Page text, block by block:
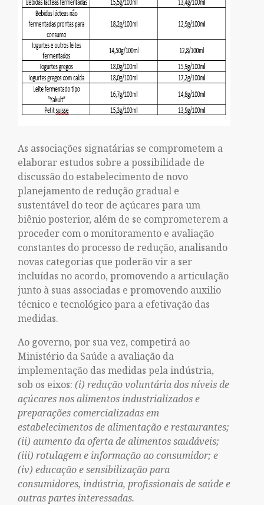
As associações signatárias se comprometem a
elaborar estudos sobre a possibilidade de
discussão do estabelecimento de novo
planejamento de redução gradual e
sustentável do teor de açúcares para um
biênio posterior, além de se comprometerem a
proceder com o monitoramento e avaliação
constantes do processo de redução, analisando
novas categorias que poderão vir a ser
incluídas no acordo, promovendo a articulação
junto à suas associadas e promovendo auxilio
técnico e tecnológico para a efetivação das
medidas.
Ao governo, por sua vez, competirá ao
Ministério da Saúde a avaliação da
implementação das medidas pela indústria,
sob os eixos: (i) redução voluntária dos níveis de
açúcares nos alimentos industrializados e
preparações comercializadas em
estabelecimentos de alimentação e restaurantes;
(ii) aumento da oferta de alimentos saudáveis;
(iii) rotulagem e informação ao consumidor; e
(iv) educação e sensibilização para
consumidores, indústria, profissionais de saúde e
outras partes interessadas.